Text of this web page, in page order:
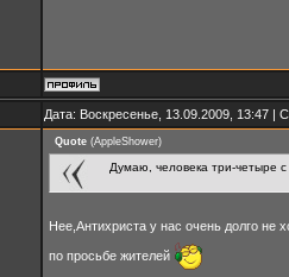
Дата: Воскресенье, 13.09.2009, 13:47 |
Quote(AppleShower)
Думаю, человека три-четыре
Нее,Антихриста у нас очень долго не
по просьбе жителей